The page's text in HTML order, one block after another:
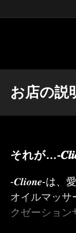
お店の説
それが…-
-𝑪𝒍𝒊𝒐𝒏𝒆-は、
オイルマッサ
クゼーション